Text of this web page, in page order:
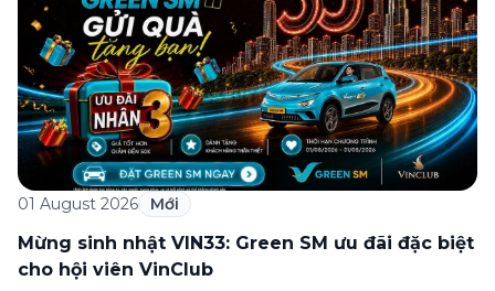
01 August 2026 Mới
Mừng sinh nhật VIN33: Green SM ưu đãi đặc biệt
cho hội viên VinClub